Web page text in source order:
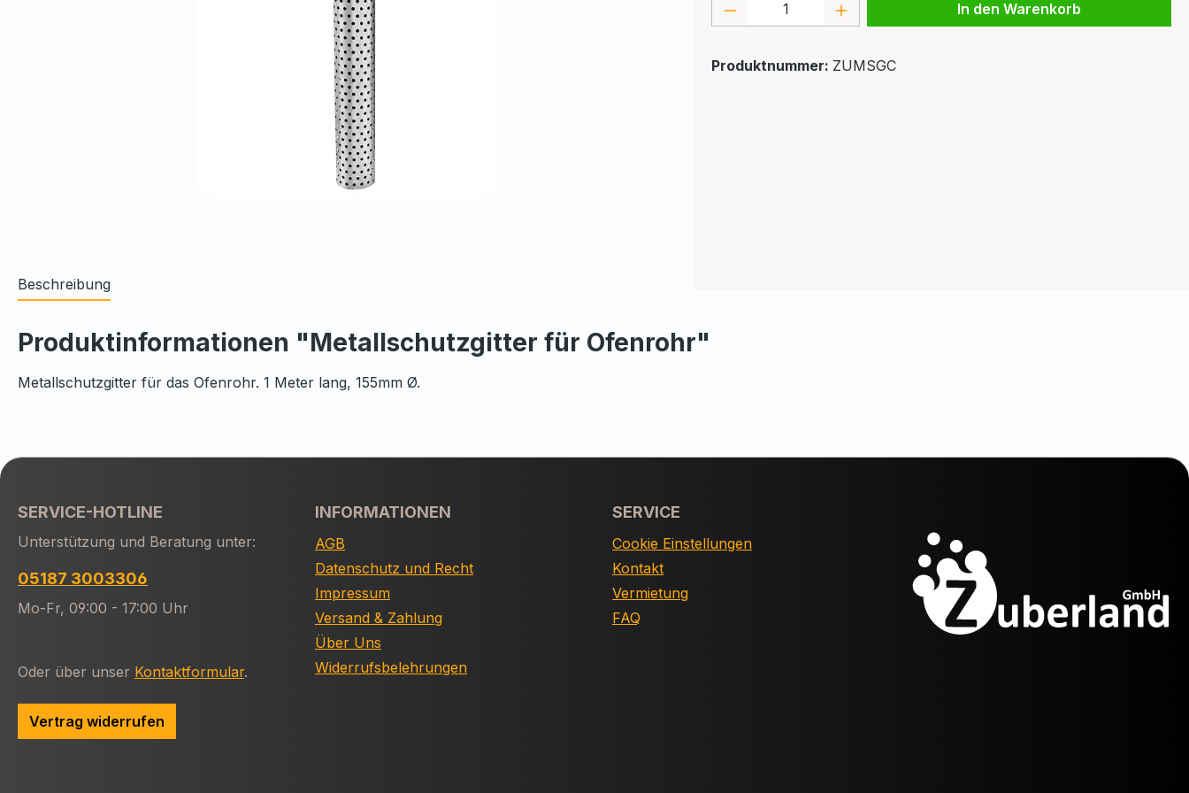
Produkt Anzahl: Gib den gewünschten Wert
In den Warenkorb
Produktnummer: ZUMSGC
Beschreibung
Produktinformationen "Metallschutzgitter für Ofenrohr"
Metallschutzgitter für das Ofenrohr. 1 Meter lang, 155mm Ø.
SERVICE-HOTLINE
Unterstützung und Beratung unter:
05187 3003306
Mo-Fr, 09:00 - 17:00 Uhr
Oder über unser Kontaktformular.
Vertrag widerrufen
INFORMATIONEN
AGB
Datenschutz und Recht
Impressum
Versand & Zahlung
Über Uns
Widerrufsbelehrungen
SERVICE
Cookie Einstellungen
Kontakt
Vermietung
FAQ